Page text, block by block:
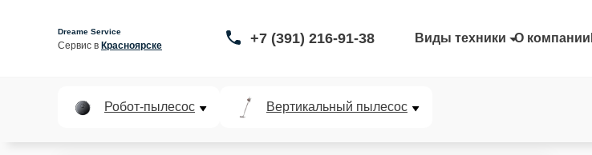
Dreame Service
Сервис в Красноярске +7 (391) 216-91-38 Виды техники О компании
Робот-пылесос Вертикальный пылесос